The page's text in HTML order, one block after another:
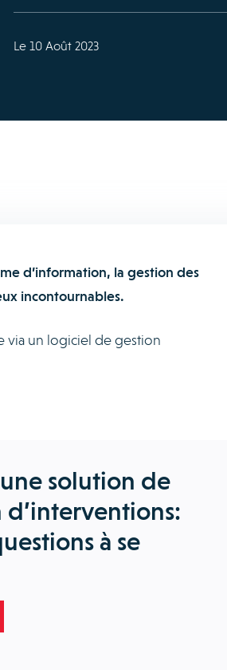
Le 10 Août 2023
d’information, la gestion des
incontournables.
via un logiciel de gestion
solution de
à se